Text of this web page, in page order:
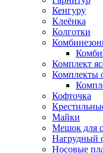
Кенгуру
Клеёнка
Колготки
Комплект
Комплекты
Кофточка
Майки
Мешок для
Нагрудный
Носовые